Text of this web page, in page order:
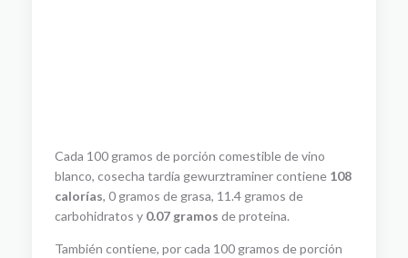
Cada 100 gramos de porción comestible de vino
blanco, cosecha tardía gewurztraminer contiene 108
calorías, 0 gramos de grasa, 11.4 gramos de
carbohidratos y 0.07 gramos de proteina.
También contiene, por cada 100 gramos de porción